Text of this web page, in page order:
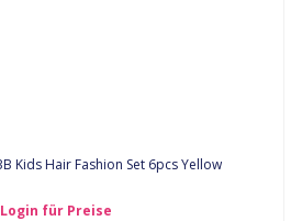
Kids Hair Fashion Set 6pcs Yellow
Login für Preise